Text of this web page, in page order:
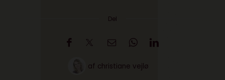
Del
af christiane vejlø